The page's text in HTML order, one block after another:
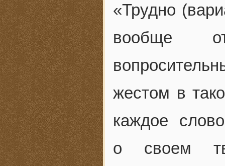
«Трудно
вообще
жестом в
каждое
о своем